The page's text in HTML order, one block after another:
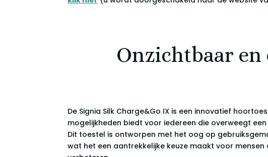
Onzichtbaar
De Signia Silk Charge&Go IX is een innovatief
mogelijkheden biedt voor iedereen die overweegt
Dit toestel is ontworpen met het oog op
wat het een aantrekkelijke keuze maakt voor mensen